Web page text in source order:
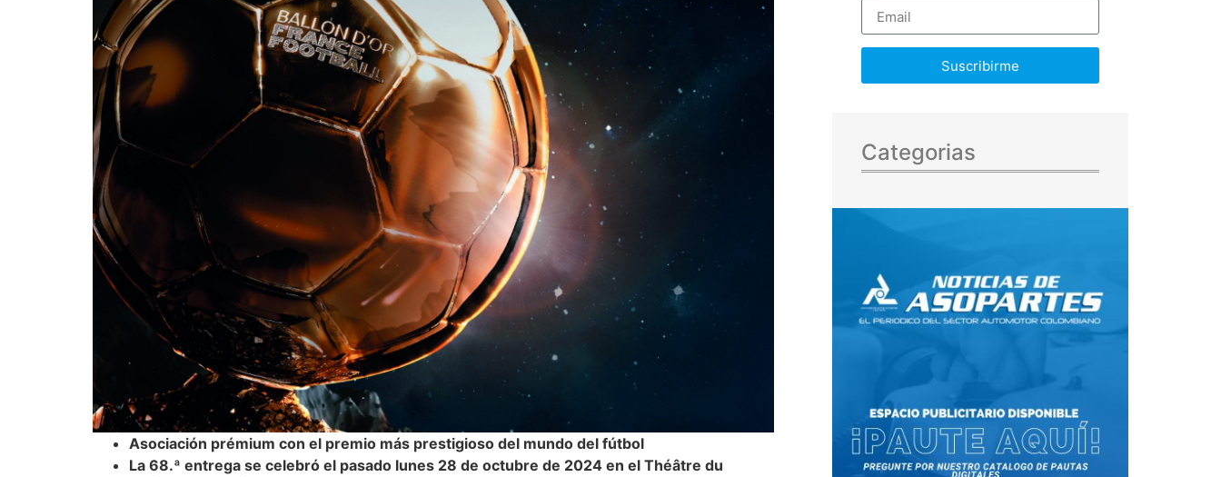
Asociación prémium con el premio más prestigioso del mundo del fútbol
La 68.ª entrega se celebró el pasado lunes 28 de octubre de 2024 en el Théâtre du
Suscribirme
Categorias